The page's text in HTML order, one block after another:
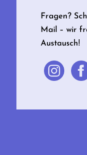
Fragen?
Mail – wir
Austausch!